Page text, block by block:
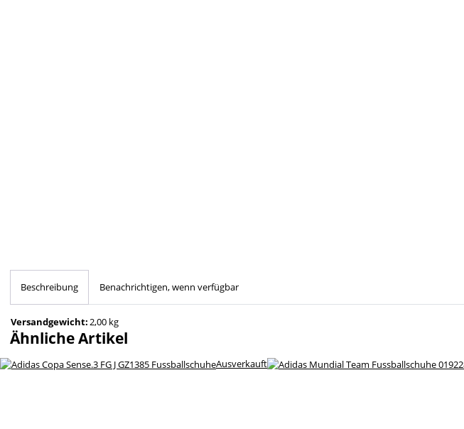
Beschreibung Benachrichtigen, wenn verfügbar
Versandgewicht:2,00 kg
Ähnliche Artikel
Ausverkauft